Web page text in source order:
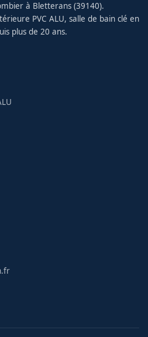
à Bletterans (39140).
PVC ALU, salle de bain clé en
plus de 20 ans.